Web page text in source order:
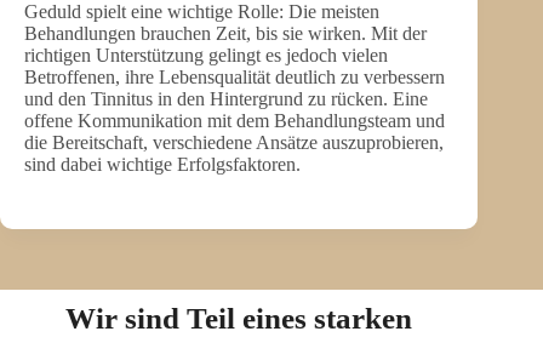
Geduld spielt eine wichtige Rolle: Die meisten
Behandlungen brauchen Zeit, bis sie wirken. Mit der
richtigen Unterstützung gelingt es jedoch vielen
Betroffenen, ihre Lebensqualität deutlich zu verbessern
und den Tinnitus in den Hintergrund zu rücken. Eine
offene Kommunikation mit dem Behandlungsteam und
die Bereitschaft, verschiedene Ansätze auszuprobieren,
sind dabei wichtige Erfolgsfaktoren.
Wir sind Teil eines starken